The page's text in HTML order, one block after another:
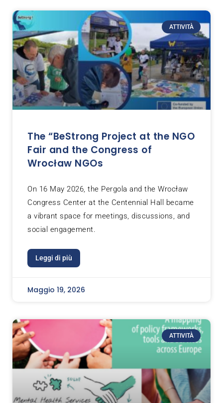
ATTIVITÀ
The “BeStrong Project at the NGO
Fair and the Congress of
Wrocław NGOs
On 16 May 2026, the Pergola and the Wrocław
Congress Center at the Centennial Hall became
a vibrant space for meetings, discussions, and
social engagement.
Leggi di più
Maggio 19, 2026
ATTIVITÀ